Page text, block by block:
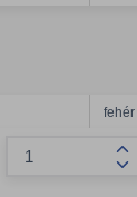
fehér